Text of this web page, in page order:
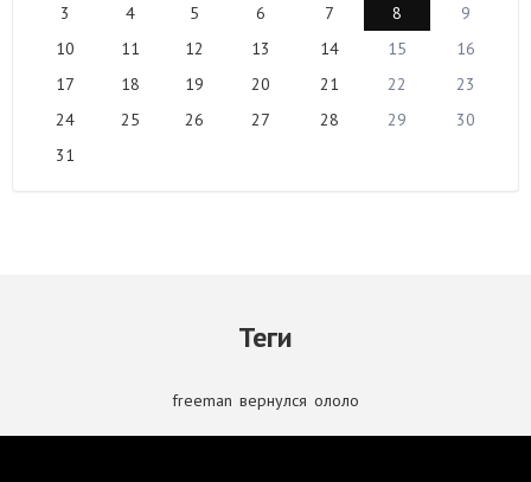
3
4 5 6 7 8
9
10
11 12 13 14 15
16
17
18 19 20 21 22
23
24
25 26 27 28 29
30
31
Теги
freeman вернулся ололо